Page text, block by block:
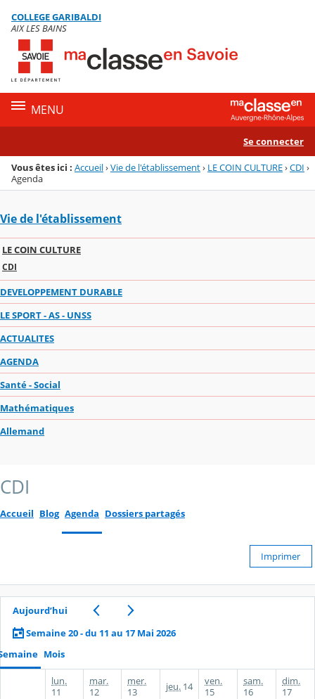
Menu de la rubrique
Contenu
COLLEGE GARIBALDI
AIX LES BAINS
MENU
Se connecter
Vous êtes ici : Accueil›Vie de l'établissement› LE COIN CULTURE›CDI ›
Agenda
Vie de l'établissement
LE COIN CULTURE
CDI
DEVELOPPEMENT DURABLE
LE SPORT - AS - UNSS
ACTUALITES
AGENDA
Santé - Social
Mathématiques
Allemand
CDI
Accueil Blog Agenda Dossiers partagés
Imprimer
Aujourd’hui
Semaine 20 - du 11 au 17 Mai 2026
Mois
lun.
11
mar.
12
mer.
13
jeu. 14
ven.
15
sam.
16
dim.
17